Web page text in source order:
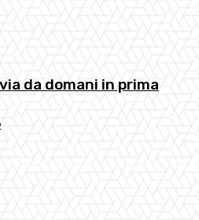
da domani in prima